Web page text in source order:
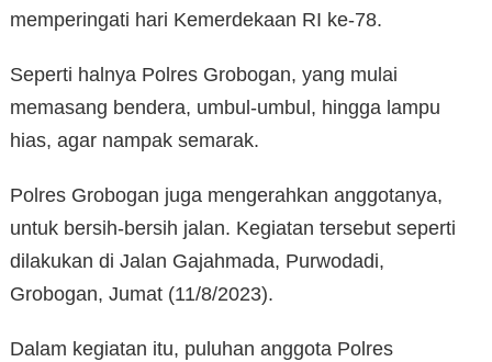
memperingati hari Kemerdekaan RI ke-78.
Seperti halnya Polres Grobogan, yang mulai
memasang bendera, umbul-umbul, hingga lampu
hias, agar nampak semarak.
Polres Grobogan juga mengerahkan anggotanya,
untuk bersih-bersih jalan. Kegiatan tersebut seperti
dilakukan di Jalan Gajahmada, Purwodadi,
Grobogan, Jumat (11/8/2023).
Dalam kegiatan itu, puluhan anggota Polres